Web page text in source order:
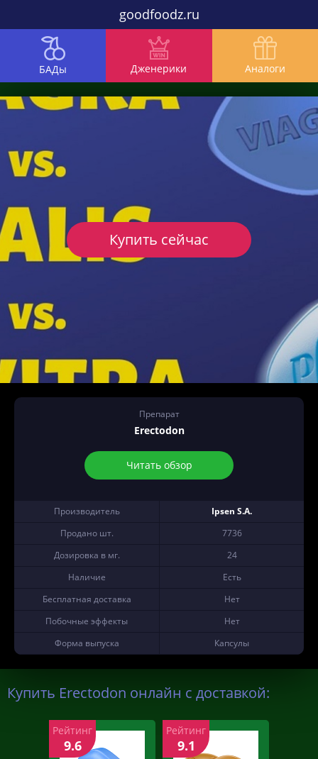
goodfoodz.ru
БАДы Дженерики Аналоги
Препарат
Erectodon
Читать обзор
Производитель
Ipsen S.A.
Продано шт.
7736
Дозировка в мг.
24
Наличие
Есть
Бесплатная доставка
Нет
Побочные эффекты
Нет
Форма выпуска
Капсулы
Купить сейчас
Купить Erectodon онлайн с доставкой:
Рейтинг
9.6
Рейтинг
9.1